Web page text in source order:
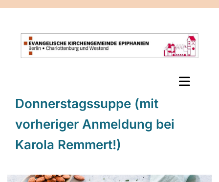
Donnerstagssuppe (mit
vorheriger Anmeldung bei
Karola Remmert!)